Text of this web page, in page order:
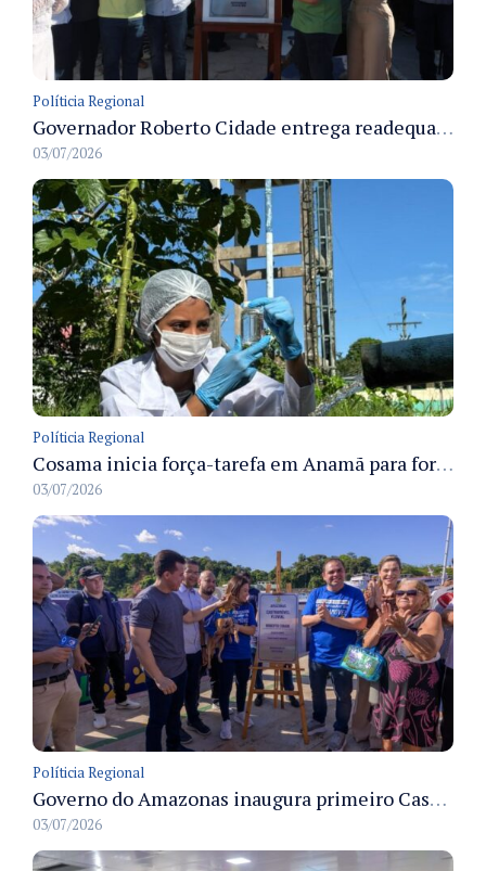
Políticia Regional
Governador Roberto Cidade entrega readequação do ambulatório da FCecon e amplia capacidade de atendimento oncológico em Manaus
03/07/2026
Políticia Regional
Cosama inicia força-tarefa em Anamã para fortalecer abastecimento de água e segurança hídrica da população
03/07/2026
Políticia Regional
Governo do Amazonas inaugura primeiro Castramóvel Fluvial para atendimento veterinário às comunidades ribeirinhas e castração gratuita
03/07/2026